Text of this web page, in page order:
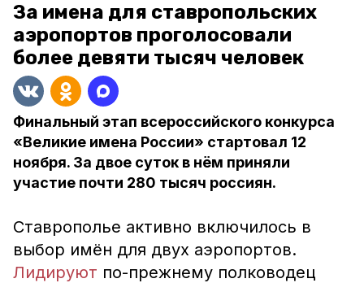
За имена для ставропольских
аэропортов проголосовали
более девяти тысяч человек
Финальный этап всероссийского конкурса
«Великие имена России» стартовал 12
ноября. За двое суток в нём приняли
участие почти 280 тысяч россиян.
Ставрополье активно включилось в
выбор имён для двух аэропортов.
Лидируют по-прежнему полководец